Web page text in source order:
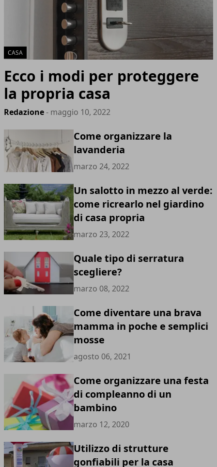
CASA
Ecco i modi per proteggere
la propria casa
Redazione- maggio 10, 2022
Come organizzare la
lavanderia
marzo 24, 2022
Un salotto in mezzo al verde:
come ricrearlo nel giardino
di casa propria
marzo 23, 2022
Quale tipo di serratura
scegliere?
marzo 08, 2022
Come diventare una brava
mamma in poche e semplici
mosse
agosto 06, 2021
Come organizzare una festa
di compleanno di un
bambino
marzo 12, 2020
Utilizzo di strutture
gonfiabili per la casa